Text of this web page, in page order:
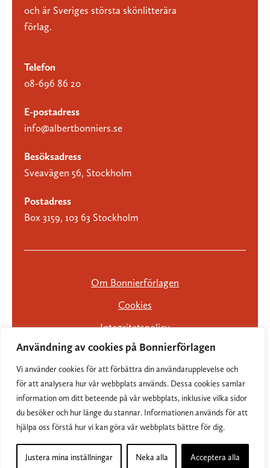
Användning av cookies på Bonnierförlagen
Vi använder cookies för att förbättra din användarupplevelse och
för att analysera hur vår webbplats används. Dessa cookies samlar
information om ditt beteende på vår webbplats, inklusive vilka sidor
du besöker och hur länge du stannar. Informationen används för att
hjälpa oss förstå hur vi kan göra vår webbplats bättre för dig.
Justera mina inställningar Neka alla Acceptera alla
och är Sveriges största skönlitterära
förlag.
Telefon
08-696 86 20
E-postadress
info@albertbonniers.se
Besöksadress
Sveavägen 56, Stockholm
Postadress
Box 3159, 103 63 Stockholm
Om Bonnierförlagen
Cookies
Integritetspolicy